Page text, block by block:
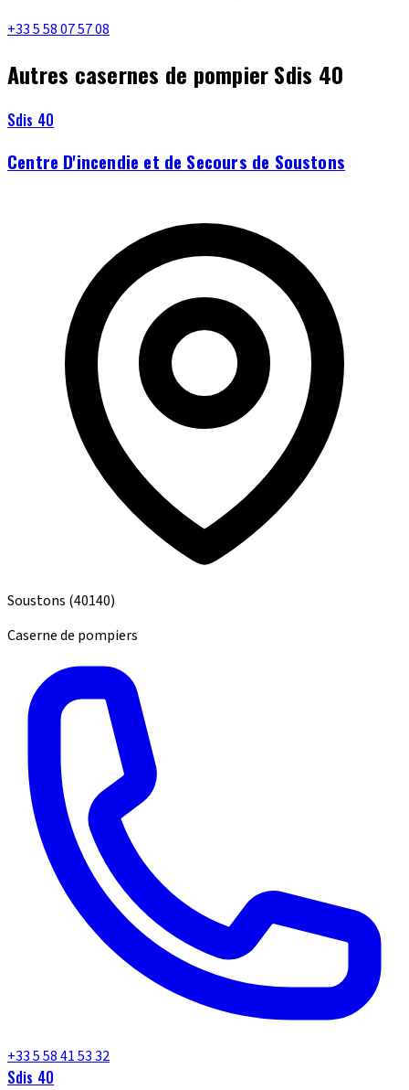
+33 5 58 07 57 08
Autres casernes de pompier Sdis 40
Sdis 40
Centre D'incendie et de Secours de Soustons
Soustons (40140)
Caserne de pompiers
+33 5 58 41 53 32
Sdis 40